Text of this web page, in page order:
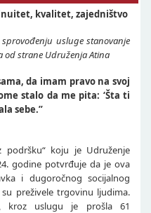
kvalitet, zajedništvo
usluge stanovanje
od strane Udruženja Atina
da imam pravo na svoj
stalo da me pita: ‘Šta ti
sebe.”
podršku“ koju je Udruženje
godine potvrđuje da je ova
i dugoročnog socijalnog
preživele trgovinu ljudima.
kroz uslugu je prošla 61